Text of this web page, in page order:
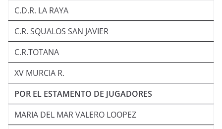
C.D.R. LA RAYA
C.R. SQUALOS SAN JAVIER
C.R.TOTANA
XV MURCIA R.
POR EL ESTAMENTO DE JUGADORES
MARIA DEL MAR VALERO LOOPEZ